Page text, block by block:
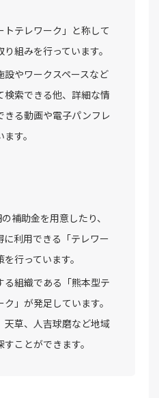
テレワーク」と称して
組みを行っています。
やワークスペースなど
索できる他、詳細な情
きる動画や電子パンフレ
す。
補助金を用意したり、
利用できる「テレワー
行っています。
る組織である「熊本型テ
」が発足しています。
天草、人吉球磨など地域
ことができます。